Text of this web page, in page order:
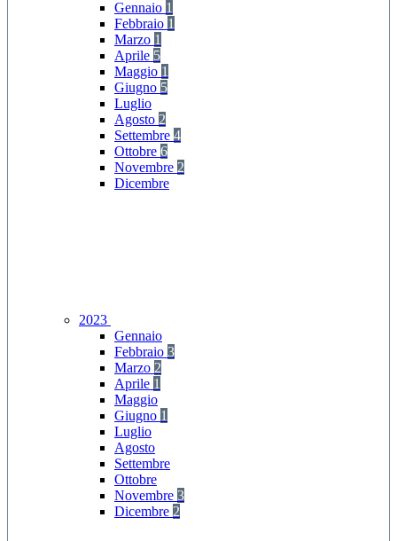
Gennaio 1
Febbraio 1
Marzo 1
Aprile 5
Maggio 1
Giugno 5
Luglio
Agosto 2
Settembre 4
Ottobre 6
Novembre 2
Dicembre
2023
Gennaio
Febbraio 3
Marzo 2
Aprile 1
Maggio
Giugno 1
Luglio
Agosto
Settembre
Ottobre
Novembre 3
Dicembre 2